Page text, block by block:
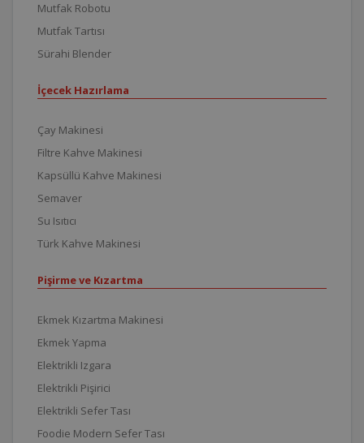
Mutfak Robotu
Mutfak Tartısı
Sürahi Blender
İçecek Hazırlama
Çay Makinesi
Filtre Kahve Makinesi
Kapsüllü Kahve Makinesi
Semaver
Su Isıtıcı
Türk Kahve Makinesi
Pişirme ve Kızartma
Ekmek Kızartma Makinesi
Ekmek Yapma
Elektrikli Izgara
Elektrikli Pişirici
Elektrikli Sefer Tası
Foodie Modern Sefer Tası